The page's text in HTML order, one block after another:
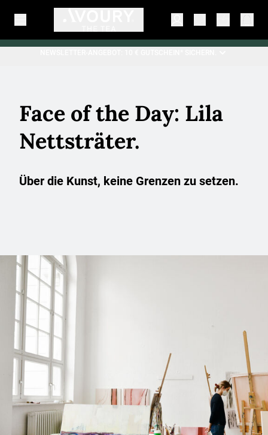
Face of the Day: Lila
Nettsträter.
Über die Kunst, keine Grenzen zu setzen.